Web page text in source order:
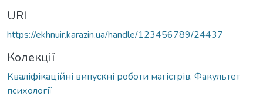
URI
https://ekhnuir.karazin.ua/handle/123456789/24437
Колекції
Кваліфікаційні випускні роботи магістрів. Факультет
психології